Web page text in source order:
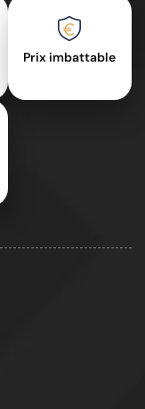
Prix imbattable